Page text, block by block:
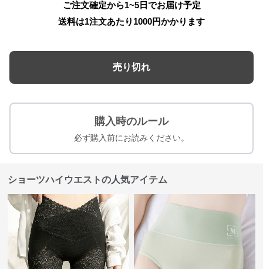
ご注文確定から1~5日でお届け予定
送料は1注文あたり 1000円かかります
売り切れ
購入時のルール
必ず購入前にお読みください。
ショーツハイウエストの人気アイテム